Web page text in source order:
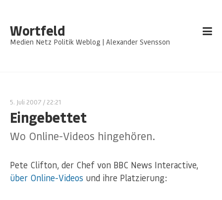
Wortfeld
Medien Netz Politik Weblog | Alexander Svensson
5. Juli 2007 / 22:21
Eingebettet
Wo Online-Videos hingehören.
Pete Clifton, der Chef von BBC News Interactive,
über Online-Videos und ihre Platzierung: